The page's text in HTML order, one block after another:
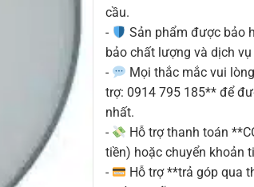
cầu.
-
Sản phẩm được bảo
bảo chất lượng và dịch
-
Mọi thắc mắc vui
trợ: 0914 795 185** để
nhất.
-
Hỗ trợ thanh toán
tiền) hoặc chuyển khoản
-
Hỗ trợ **trả góp qua